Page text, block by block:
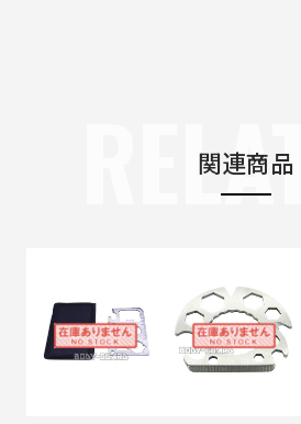
関連商品